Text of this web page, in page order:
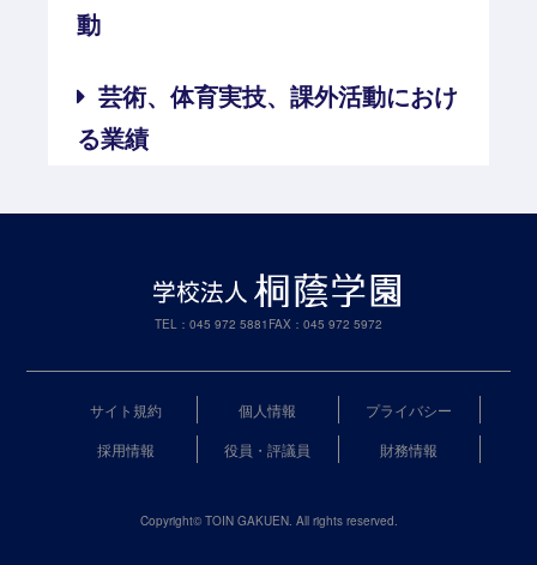
動
芸術、体育実技、課外活動におけ
る業績
TEL：045 972 5881 FAX：045 972 5972
サイト規約 個人情報
プライバシー
採用情報
役員・評議員 財務情報
Copyright© TOIN GAKUEN. All rights reserved.